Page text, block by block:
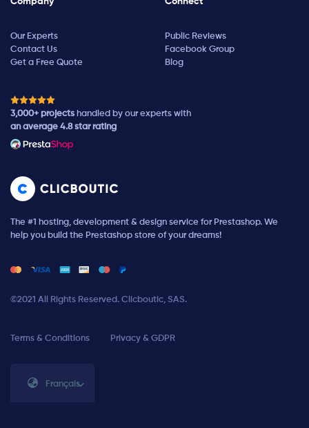
Our Experts
Contact Us
Get a Free Quote
Public Reviews
Facebook Group
Blog
3,000+ projects handled by our experts with
an average 4.8 star rating
The #1 hosting, development & design service for Prestashop. We
help you build the Prestashop store of your dreams!
©2021 All Rights Reserved. Clicboutic, SAS.
Terms & Conditions Privacy & GDPR
Français